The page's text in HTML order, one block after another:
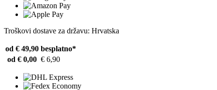
Troškovi dostave za državu: Hrvatska
od € 49,90 besplatno*
od € 0,00 € 6,90